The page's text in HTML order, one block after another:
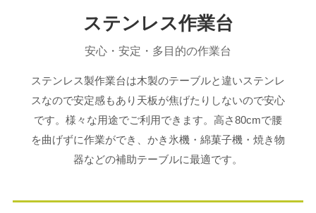
ステンレス作業台
安心・安定・多目的の作業台
ステンレス製作業台は木製のテーブルと違いステンレ
スなので安定感もあり天板が焦げたりしないので安心
です。様々な用途でご利用できます。高さ80cmで腰
を曲げずに作業ができ、かき氷機・綿菓子機・焼き物
器などの補助テーブルに最適です。